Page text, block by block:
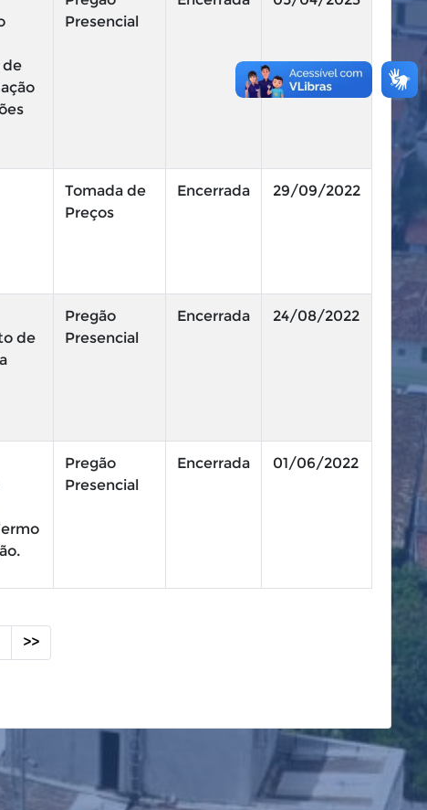
de
Presencial
Tomada de
Preços
Encerrada 29/09/2022
de
Pregão
Presencial
Encerrada 24/08/2022
Pregão
Presencial
Encerrada 01/06/2022
>>